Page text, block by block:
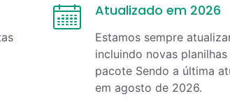
Atualizado em 2026
Estamos sempre
incluindo novas planilhas
pacote Sendo a última
em agosto de 2026.